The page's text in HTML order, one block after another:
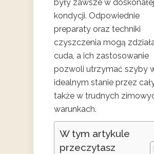
były zawsze w doskonałej
kondycji. Odpowiednie
preparaty oraz techniki
czyszczenia mogą
cuda, a ich zastosowanie
pozwoli utrzymać szyby
idealnym stanie przez
także w trudnych
warunkach.
W tym artykule
przeczytasz